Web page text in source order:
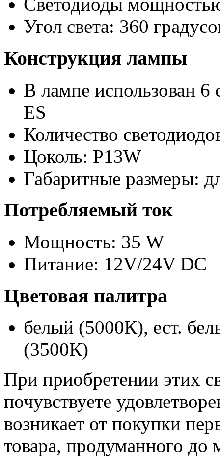
Светодиоды
Угол света: 360
Конструкция лампы
В лампе использован
ES
Количество
Цоколь: P13W
Габаритные размеры:
Потребляемый ток
Мощность: 35 W
Питание: 12V/24V DC
Цветовая палитра
белый (5000К), ест.
(3500К)
При приобретении этих
почувствуете
возникает от покупки
товара, продуманного до